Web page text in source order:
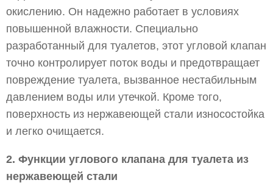
окислению. Он надежно работает в условиях
повышенной влажности. Специально
разработанный для туалетов, этот угловой клапан
точно контролирует поток воды и предотвращает
повреждение туалета, вызванное нестабильным
давлением воды или утечкой. Кроме того,
поверхность из нержавеющей стали износостойка
и легко очищается.
2. Функции углового клапана для туалета из
нержавеющей стали